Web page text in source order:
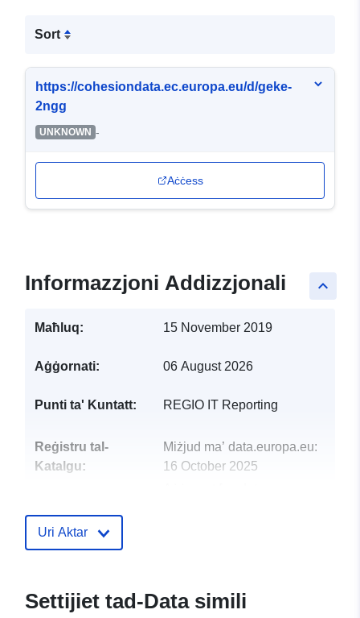
Sort
https://cohesiondata.ec.europa.eu/d/geke-
2ngg
UNKNOWN -
Aċċess
keyboard_arrow_up
Informazzjoni Addizzjonali
Maħluq: 15 November 2019
Aġġornati: 06 August 2026
Punti ta' Kuntatt: REGIO IT Reporting
Reġistru tal-
Katalgu:
Miżjud ma’ data.europa.eu:
16 October 2025
uriRef:
Uri Aktar
Settijiet tad-Data simili